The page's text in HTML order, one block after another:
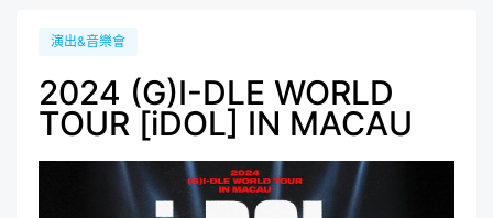
演出&音樂會
2024 (G)I-DLE WORLD
TOUR [iDOL] IN MACAU